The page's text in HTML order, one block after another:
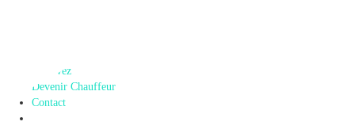
Réservez
Devenir Chauffeur
Contact